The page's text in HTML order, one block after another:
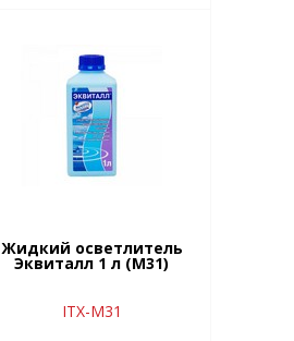
Жидкий осветлитель
Эквиталл 1 л (М31)
ITX-М31